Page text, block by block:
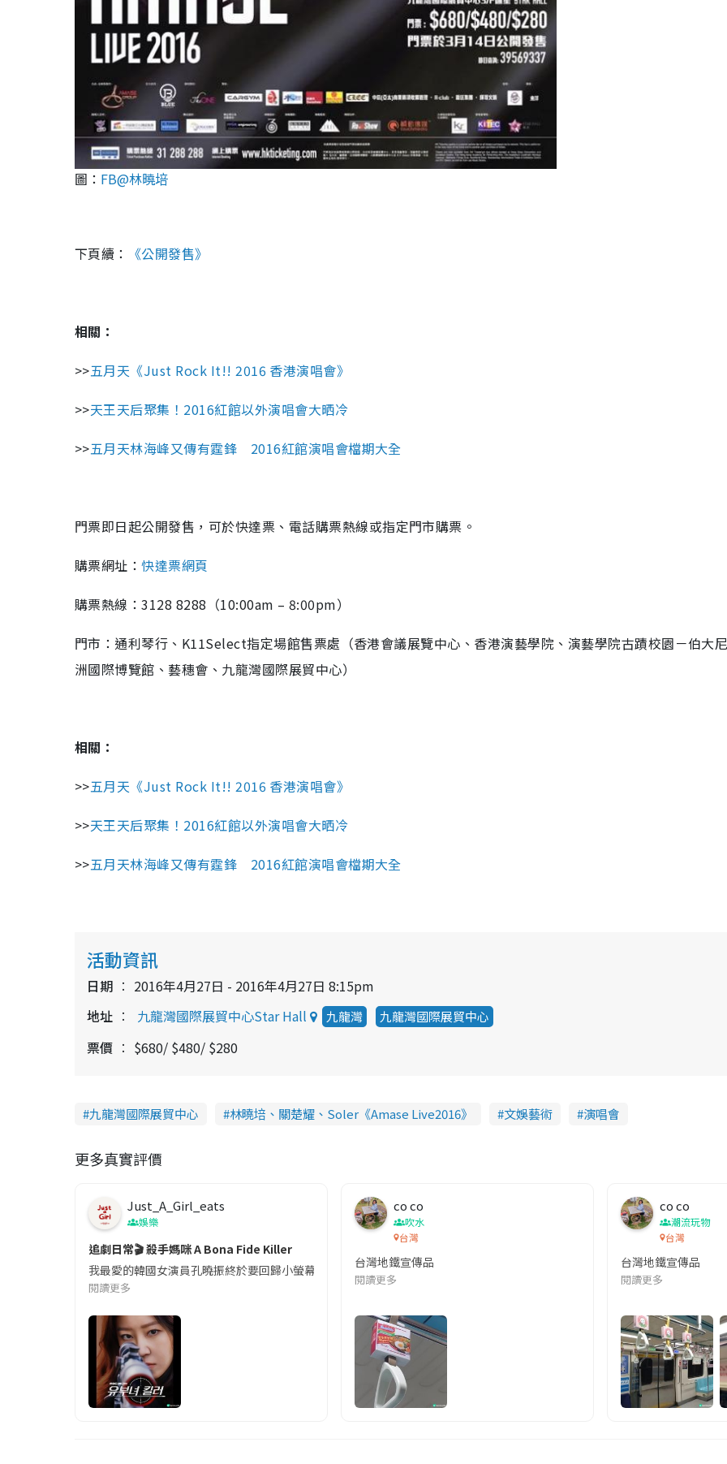
圖： FB@林曉培
下頁續： 《公開發售》
相關：
>>五月天《Just Rock It!! 2016 香港演唱會》
>>天王天后聚集！2016紅館以外演唱會大晒冷
>>五月天林海峰又傳有霆鋒 2016紅館演唱會檔期大全
門票即日起公開發售，可於快達票、電話購票熱線或指定門市購票。
購票網址：快達票網頁
購票熱線：3128 8288（10:00am – 8:00pm）
門市：通利琴行、K11Select指定場館售票處（香港會議展覽中心、香港演藝學院、演藝學院古蹟校園－伯大
洲國際博覽館、藝穗會、九龍灣國際展貿中心）
相關：
>>五月天《Just Rock It!! 2016 香港演唱會》
>>天王天后聚集！2016紅館以外演唱會大晒冷
>>五月天林海峰又傳有霆鋒 2016紅館演唱會檔期大全
活動資訊
日期
2016年4月27日 - 2016年4月27日 8:15pm
地址
九龍灣國際展貿中心Star Hall 九龍灣 九龍灣國際展貿中心
票價 $680/ $480/ $280
九龍灣國際展貿中心 林曉培、關楚耀、Soler《Amase Live2016》 文娛藝術 演唱會
更多真實評價
Just_A_Girl_eats
娛樂
追劇日常🎬 殺手媽咪 A Bona Fide Killer
我最愛的韓國女演員孔曉振終於要回歸小螢幕啦!這次的劇本改編自同名網絡漫畫,故事主軸圍繞女主角柳寶娜 —— 表面上是一
閱讀更多
co co
吹水
台灣
台灣地鐵宣傳品
閱讀更多
co co
潮流玩物
台灣
台灣地鐵宣傳品
閱讀更多